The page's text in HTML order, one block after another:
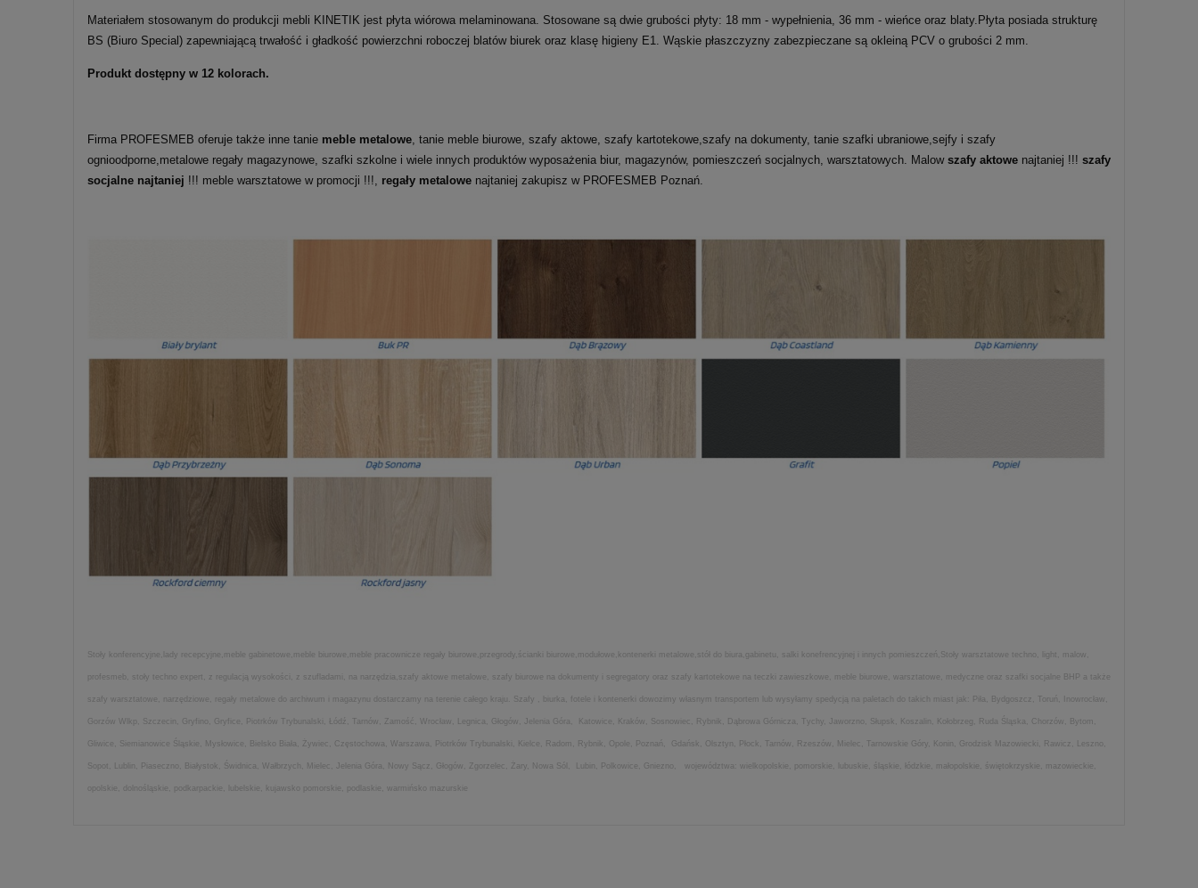
Materiałem stosowanym do produkcji mebli KINETIK jest płyta wiórowa melaminowana. Stosowane są dwie grubości płyty: 18 mm - wypełnienia, 36 mm - wieńce oraz blaty.Płyta posiada strukturę
BS (Biuro Special) zapewniającą trwałość i gładkość powierzchni roboczej blatów biurek oraz klasę higieny E1. Wąskie płaszczyzny zabezpieczane są okleiną PCV o grubości 2 mm.
Produkt dostępny w 12 kolorach.
Firma PROFESMEB oferuje także inne tanie meble metalowe , tanie meble biurowe, szafy aktowe, szafy kartotekowe,szafy na dokumenty, tanie szafki ubraniowe,sejfy i szafy
ognioodporne,metalowe regały magazynowe, szafki szkolne i wiele innych produktów wyposażenia biur, magazynów, pomieszczeń socjalnych, warsztatowych. Malow szafy aktowe najtaniej !!! szafy
socjalne najtaniej !!! meble warsztatowe w promocji !!!, regały metalowe najtaniej zakupisz w PROFESMEB Poznań.
Stoły konferencyjne,lady recepcyjne,meble gabinetowe,meble biurowe,meble pracownicze regały biurowe,przegrody,ścianki biurowe,modułowe,kontenerki metalowe,stół do biura,gabinetu, salki konefrencyjnej i innych pomieszczeń,Stoły warsztatowe techno, light, malow,
profesmeb, stoły techno expert, z regulacją wysokości, z szufladami, na narzędzia,szafy aktowe metalowe, szafy biurowe na dokumenty i segregatory oraz szafy kartotekowe na teczki zawieszkowe, meble biurowe, warsztatowe, medyczne oraz szafki socjalne BHP a także
szafy warsztatowe, narzędziowe, regały metalowe do archiwum i magazynu dostarczamy na terenie całego kraju. Szafy , biurka, fotele i kontenerki dowozimy własnym transportem lub wysyłamy spedycją na paletach do takich miast jak: Piła, Bydgoszcz, Toruń, Inowrocław,
Gorzów Wlkp, Szczecin, Gryfino, Gryfice, Piotrków Trybunalski, Łódź, Tarnów, Zamość, Wrocław, Legnica, Głogów, Jelenia Góra, Katowice, Kraków, Sosnowiec, Rybnik, Dąbrowa Górnicza, Tychy, Jaworzno, Słupsk, Koszalin, Kołobrzeg, Ruda Śląska, Chorzów, Bytom,
Gliwice, Siemianowice Śląskie, Mysłowice, Bielsko Biała, Żywiec, Częstochowa, Warszawa, Piotrków Trybunalski, Kielce, Radom, Rybnik, Opole, Poznań, Gdańsk, Olsztyn, Płock, Tarnów, Rzeszów, Mielec, Tarnowskie Góry, Konin, Grodzisk Mazowiecki, Rawicz, Leszno,
Sopot, Lublin, Piaseczno, Białystok, Świdnica, Wałbrzych, Mielec, Jelenia Góra, Nowy Sącz, Głogów, Zgorzelec, Żary, Nowa Sól, Lubin, Polkowice, Gniezno, województwa: wielkopolskie, pomorskie, lubuskie, śląskie, łódzkie, małopolskie, świętokrzyskie, mazowieckie,
opolskie, dolnośląskie, podkarpackie, lubelskie, kujawsko pomorskie, podlaskie, warmińsko mazurskie